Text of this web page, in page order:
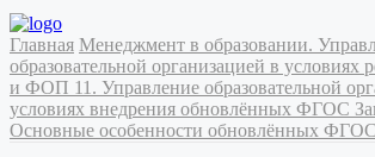
Главная Менеджмент в образовании.
образовательной организацией в
и ФОП 11. Управление образовательной
условиях внедрения обновлённых ФГОС
Основные особенности обновлённых ФГОС